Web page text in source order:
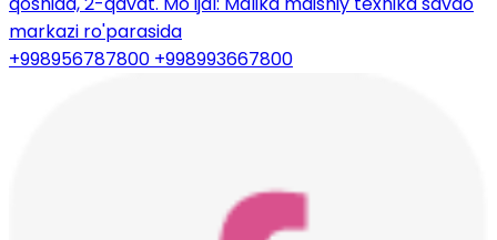
markazi ro'parasida
+998956787800 +998993667800